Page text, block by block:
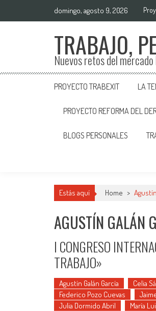
domingo, agosto 9, 2026
TRABAJO,
Nuevos retos del
PROYECTO TRABEXIT LA
PROYECTO REFORMA DEL
BLOGS PERSONALES
Estás aquí Home >
AGUSTÍN GALÁN
I CONGRESO
TRABAJO»
Agustín Galán García Celia
Federico Pozo Cuevas
Julia Dormido Abril
María